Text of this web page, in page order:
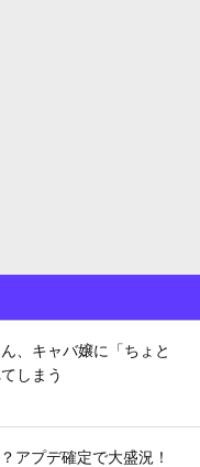
、キャバ嬢に「ちょと
しまう
アプデ確定で大盛況！